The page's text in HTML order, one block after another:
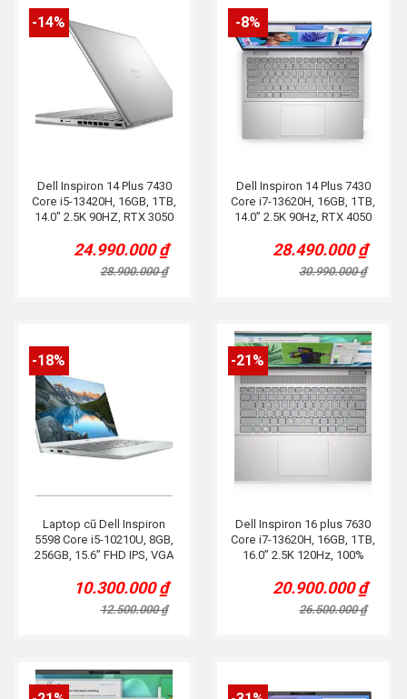
-14%
Dell Inspiron 14 Plus 7430
Core i5-13420H, 16GB, 1TB,
14.0″ 2.5K 90HZ, RTX 3050
28.900.000₫
Original
price
was:
24.990.000₫
Current
price
is:
-8%
Dell Inspiron 14 Plus 7430
Core i7-13620H, 16GB, 1TB,
14.0” 2.5K 90Hz, RTX 4050
30.990.000₫
Original
price
was:
28.490.000₫
Current
price
is:
-18%
Laptop cũ Dell Inspiron
5598 Core i5-10210U, 8GB,
256GB, 15.6” FHD IPS, VGA
12.500.000₫
Original
price
was:
10.300.000₫
Current
price
is:
-21%
Dell Inspiron 16 plus 7630
Core i7-13620H, 16GB, 1TB,
16.0” 2.5K 120Hz, 100%
26.500.000₫
Original
price
was:
20.900.000₫
Current
price
is: